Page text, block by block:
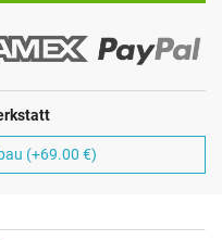
(+69.00 €)